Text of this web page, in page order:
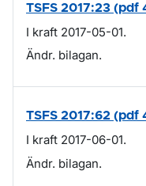
TSFS 2017:23 (pdf
I kraft 2017-05-01.
Ändr. bilagan.
TSFS 2017:62 (pdf
I kraft 2017-06-01.
Ändr. bilagan.